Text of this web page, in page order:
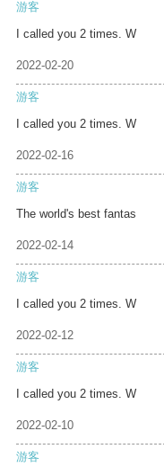
游客
I called you 2 times. W
2022-02-20
游客
I called you 2 times. W
2022-02-16
游客
The world's best fantas
2022-02-14
游客
I called you 2 times. W
2022-02-12
游客
I called you 2 times. W
2022-02-10
游客